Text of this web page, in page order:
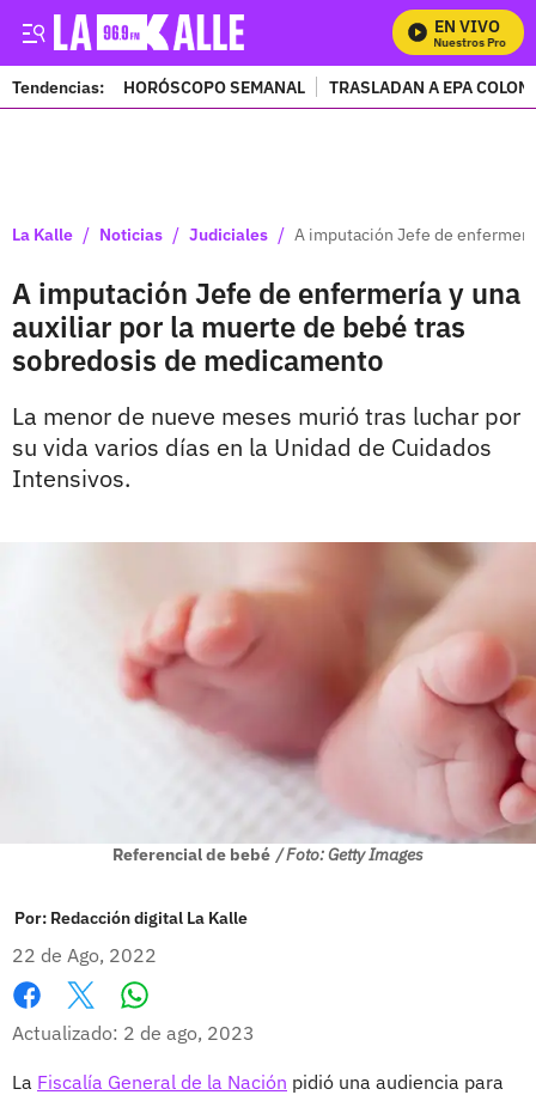
EN VIVO
Mira Todos Nuestros
Tendencias: HORÓSCOPO SEMANAL TRASLADAN A EPA
La Kalle / Noticias / Judiciales / A imputación Jefe de
A imputación Jefe de enfermería y una
auxiliar por la muerte de bebé tras
sobredosis de medicamento
La menor de nueve meses murió tras luchar por
su vida varios días en la Unidad de Cuidados
Intensivos.
Referencial de bebé / Foto: Getty Images
Por: Redacción digital La Kalle
22 de Ago, 2022
Facebook
X
Actualizado: 2 de ago, 2023
La Fiscalía General de la Nación pidió una audiencia para